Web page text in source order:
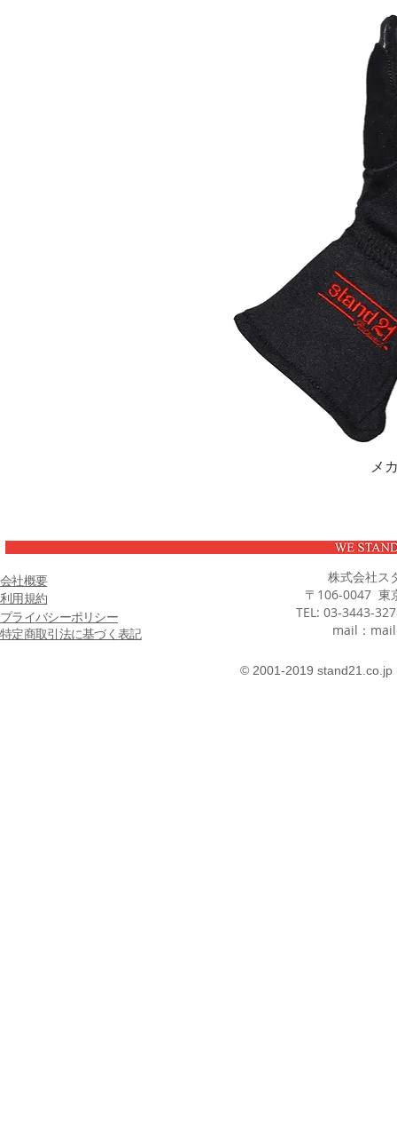
メ
会社概要
利用規約
プライバシーポリシー
特定商取引法に基づく表記
株式会社ス
〒106-0047 東
TEL: 03-3443-
mail：
© 2001-2019 stand21.co.jp